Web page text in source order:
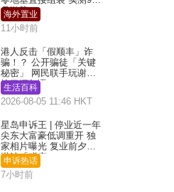
月激赞
海外置业
11小时前
港人反击「假顺丰」诈
骗！？ 公开骗徒「关键
秘密」 网民联手玩谢：
练习缅甸语
生活百科
2026-08-05 11:46 HKT
星岛申诉王 | 停业近一年
尖东大富豪低调重开 独
家相片曝光 复业前夕被
淋油「赠庆」
申诉热话
7小时前